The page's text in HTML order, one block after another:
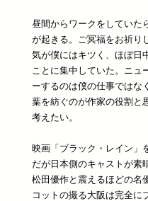
昼間からワークをしていた
が起きる。ご冥福をお祈り
気が僕にはキツく、ほぼ日
ことに集中していた。ニュ
ーするのは僕の仕事ではな
葉を紡ぐのが作家の役割と
考えたい。
映画「ブラック・レイン」
だが日本側のキャストが素
松田優作と震えるほどの名
コットの撮る大阪は完全に